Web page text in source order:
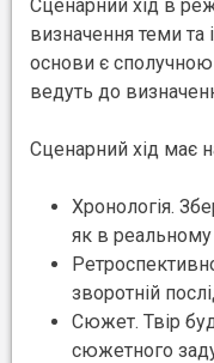
Сценарний хід в
визначення теми та
основи є
ведуть до
Сценарний хід має
Хронологія.
як в реальному
зворотній
Сюжет. Твір
сюжетного